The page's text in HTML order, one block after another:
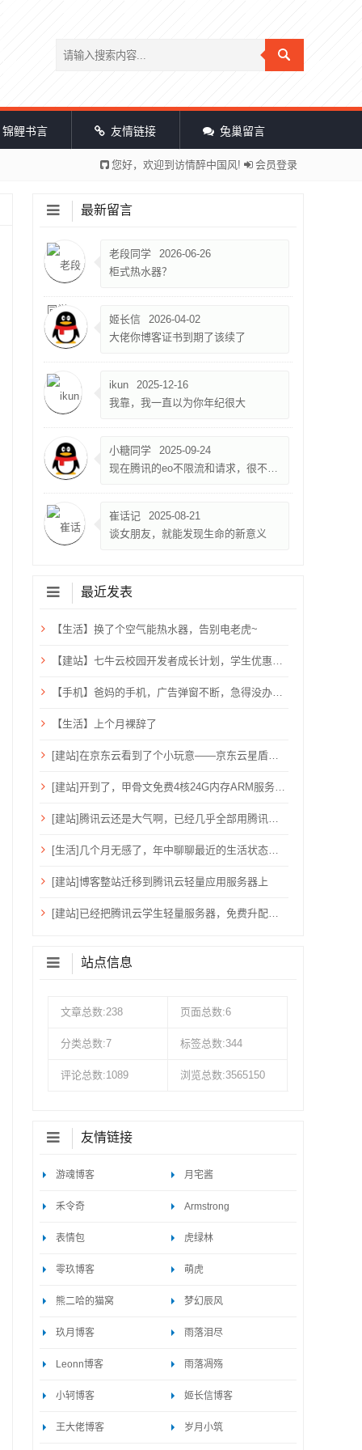
锦鲤书言 友情链接 兔巢留言
您好，欢迎到访情醉中国风! 会员登录
最新留言
老段同学
2026-06-26
柜式热水器？
姬长信
2026-04-02
大佬你博客证书到期了该续了
ikun
2025-12-16
我靠，我一直以为你年纪很大
小糖同学
2025-09-24
现在腾讯的eo不限流和请求，很不错，就是限速500k
崔话记
2025-08-21
谈女朋友，就能发现生命的新意义
最近发表
【生活】换了个空气能热水器，告别电老虎~
【建站】七牛云校园开发者成长计划，学生优惠，需验证学生邮箱
【手机】爸妈的手机，广告弹窗不断，急得没办法只能关机重启？用ADB卸载快应用框架！
【生活】上个月裸辞了
[建站]在京东云看到了个小玩意——京东云星盾安全加速。
[建站]开到了，甲骨文免费4核24G内存ARM服务器~
[建站]腾讯云还是大气啊，已经几乎全部用腾讯云了！
[生活]几个月无感了，年中聊聊最近的生活状态吧！
[建站]博客整站迁移到腾讯云轻量应用服务器上
[建站]已经把腾讯云学生轻量服务器，免费升配到：2核心、4G内存、6M带宽、80G硬盘、1200G流量
站点信息
文章总数:238 页面总数:6
分类总数:7 标签总数:344
评论总数:1089 浏览总数:3565150
友情链接
游魂博客 月宅酱
禾令奇 Armstrong
表情包 虎绿林
零玖博客 萌虎
熊二哈的猫窝 梦幻辰风
玖月博客 雨落泪尽
Leonn博客 雨落凋殇
小轲博客 姬长信博客
王大佬博客 岁月小筑